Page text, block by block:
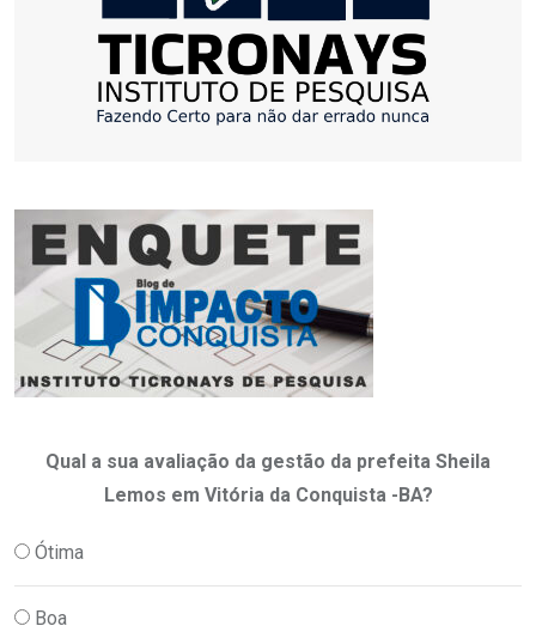
Qual a sua avaliação da gestão da prefeita Sheila
Lemos em Vitória da Conquista -BA?
Ótima
Boa